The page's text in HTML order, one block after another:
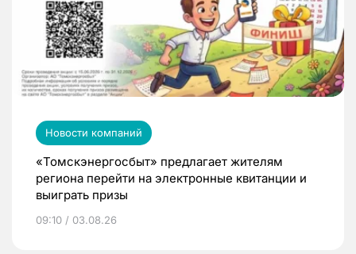
Новости компаний
«Томскэнергосбыт» предлагает жителям
региона перейти на электронные квитанции и
выиграть призы
09:10 / 03.08.26